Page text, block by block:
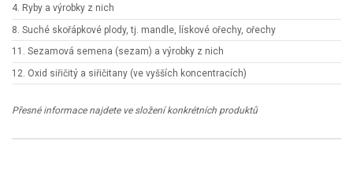
4. Ryby a výrobky z nich
8. Suché skořápkové plody, tj. mandle, lískové ořechy, ořechy
11. Sezamová semena (sezam) a výrobky z nich
12. Oxid siřičitý a siřičitany (ve vyšších koncentracích)
Přesné informace najdete ve složení konkrétních produktů